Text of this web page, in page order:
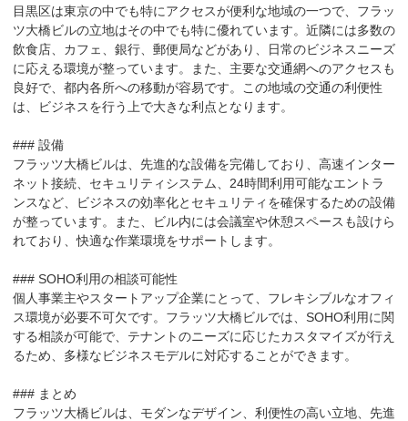
目黒区は東京の中でも特にアクセスが便利な地域の一つで、フラッ
ツ大橋ビルの立地はその中でも特に優れています。近隣には多数の
飲食店、カフェ、銀行、郵便局などがあり、日常のビジネスニーズ
に応える環境が整っています。また、主要な交通網へのアクセスも
良好で、都内各所への移動が容易です。この地域の交通の利便性
は、ビジネスを行う上で大きな利点となります。
### 設備
フラッツ大橋ビルは、先進的な設備を完備しており、高速インター
ネット接続、セキュリティシステム、24時間利用可能なエントラ
ンスなど、ビジネスの効率化とセキュリティを確保するための設備
が整っています。また、ビル内には会議室や休憩スペースも設けら
れており、快適な作業環境をサポートします。
### SOHO利用の相談可能性
個人事業主やスタートアップ企業にとって、フレキシブルなオフィ
ス環境が必要不可欠です。フラッツ大橋ビルでは、SOHO利用に関
する相談が可能で、テナントのニーズに応じたカスタマイズが行え
るため、多様なビジネスモデルに対応することができます。
### まとめ
フラッツ大橋ビルは、モダンなデザイン、利便性の高い立地、先進